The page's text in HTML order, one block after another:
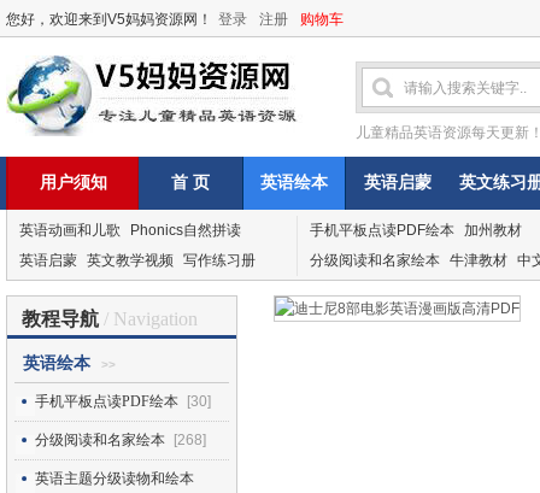
您好，欢迎来到V5妈妈资源网！ 登录 注册 购物车
儿童精品英语资源每天更新
用户须知 首 页 英语绘本 英语启蒙 英文练习
英语动画和儿歌
Phonics自然拼读
英语启蒙 英文教学视频 写作练习册
手机平板点读PDF绘本 加州教材
分级阅读和名家绘本 牛津教材 中
教程导航 / Navigation
英语绘本 >>
手机平板点读PDF绘本 [30]
分级阅读和名家绘本 [268]
英语主题分级读物和绘本